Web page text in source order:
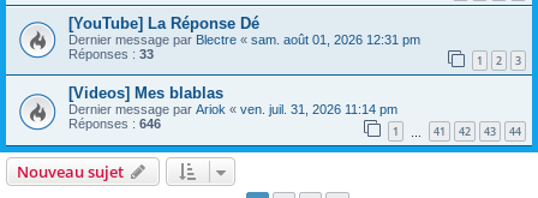
[YouTube] La Réponse Dé
Dernier message par Blectre « sam. août 01, 2026 12:31 pm
Réponses : 33 1 2 3
[Videos] Mes blablas
Dernier message par Ariok « ven. juil. 31, 2026 11:14 pm
Réponses : 646 1 41 42 43 44
Nouveau sujet